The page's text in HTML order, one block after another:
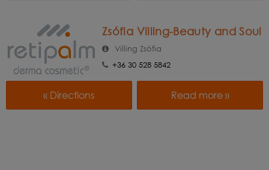
Zsófia Villing-Beauty and Soul
Villing Zsófia
+36 30 528 5842
« Directions Read more »